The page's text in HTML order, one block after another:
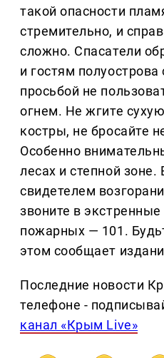
такой опасности
стремительно, и
сложно. Спасатели
и гостям полуострова
просьбой не
огнем. Не жгите
костры, не бросайте
Особенно
лесах и степной зоне.
свидетелем
звоните в
пожарных — 101.
этом сообщает
Последние новости
телефоне -
канал «Крым Live»